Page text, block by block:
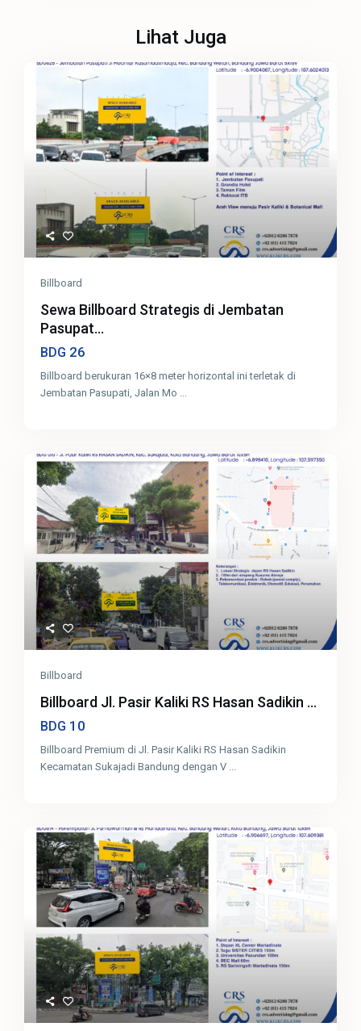
Lihat Juga
Billboard
Sewa Billboard Strategis di Jembatan
Pasupat...
BDG 26
Billboard berukuran 16×8 meter horizontal ini terletak di
Jembatan Pasupati, Jalan Mo ...
Billboard
Billboard Jl. Pasir Kaliki RS Hasan Sadikin ...
BDG 10
Billboard Premium di Jl. Pasir Kaliki RS Hasan Sadikin
Kecamatan Sukajadi Bandung dengan V